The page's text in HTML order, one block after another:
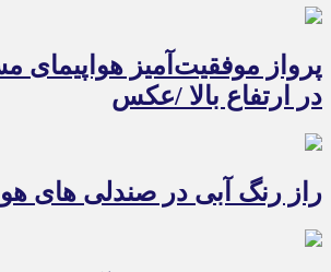
پرواز موفقیت‌آمیز هواپیمای
در ارتفاع بالا /عکس
راز رنگ آبی در صندلی های